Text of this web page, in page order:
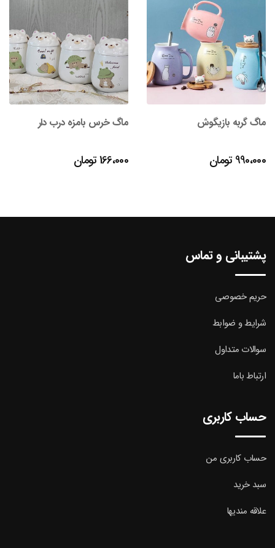
ماگ گربه بازیگوش
990،000تومان
ماگ خرس بامزه درب دار
166،000تومان
پشتیبانی و تماس
حریم خصوصی
شرایط و ضوابط
سوالات متداول
ارتباط باما
حساب کاربری
حساب کاربری من
سبد خرید
علاقه مندیها